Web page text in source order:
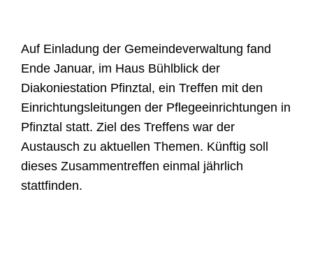
Auf Einladung der Gemeindeverwaltung fand
Ende Januar, im Haus Bühlblick der
Diakoniestation Pfinztal, ein Treffen mit den
Einrichtungsleitungen der Pflegeeinrichtungen in
Pfinztal statt. Ziel des Treffens war der
Austausch zu aktuellen Themen. Künftig soll
dieses Zusammentreffen einmal jährlich
stattfinden.